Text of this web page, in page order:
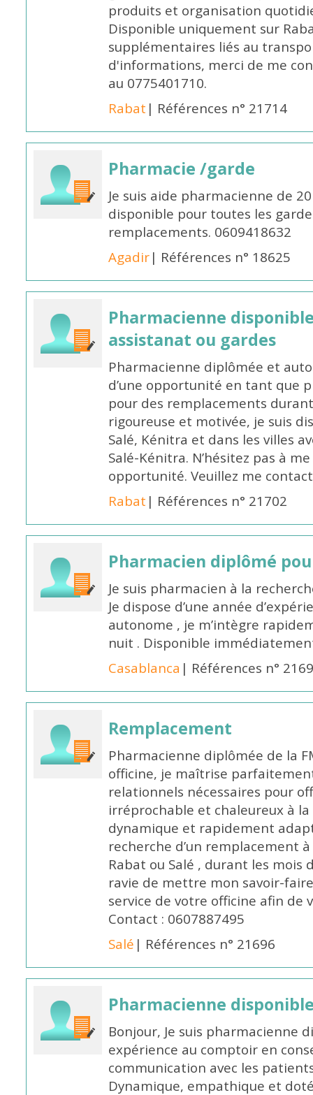
produits et organisation
Disponible uniquement sur
supplémentaires liés au
d'informations, merci de me
au 0775401710.
Rabat | Références n° 21714
Pharmacie /garde
Je suis aide pharmacienne de
disponible pour toutes les
remplacements. 0609418632
Agadir| Références n° 18625
Pharmacienne
assistanat ou gardes
Pharmacienne diplômée et
d’une opportunité en tant que
pour des remplacements
rigoureuse et motivée, je suis
Salé, Kénitra et dans les villes
Salé-Kénitra. N’hésitez pas à
opportunité. Veuillez me
Rabat | Références n° 21702
Pharmacien diplômé
Je suis pharmacien à la
Je dispose d’une année
autonome , je m’intègre
nuit . Disponible
Casablanca | Références n°
Remplacement
Pharmacienne diplômée de la
officine, je maîtrise
relationnels nécessaires pour
irréprochable et chaleureux à
dynamique et rapidement
recherche d’un remplacement
Rabat ou Salé , durant les mois
ravie de mettre mon savoir-
service de votre officine afin de
Contact : 0607887495
Salé | Références n° 21696
Pharmacienne
Bonjour, Je suis pharmacienne
expérience au comptoir en
communication avec les
Dynamique, empathique et